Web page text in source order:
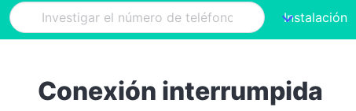
Instalación
Conexión interrumpida